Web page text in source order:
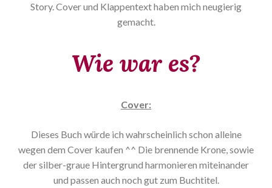
Story. Cover und Klappentext haben mich neugierig
gemacht.
Wie war es?
Cover:
Dieses Buch würde ich wahrscheinlich schon alleine
wegen dem Cover kaufen ^^ Die brennende Krone, sowie
der silber-graue Hintergrund harmonieren miteinander
und passen auch noch gut zum Buchtitel.